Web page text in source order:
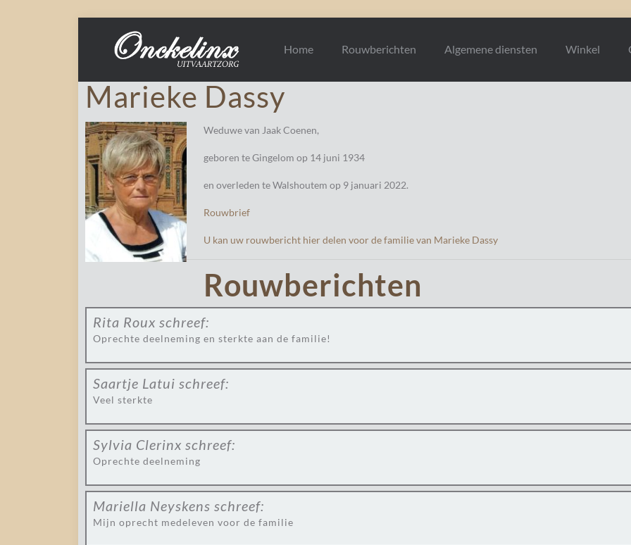
Home Rouwberichten Algemene diensten Winkel
Marieke Dassy
Weduwe van Jaak Coenen,
geboren te Gingelom op 14 juni 1934
en overleden te Walshoutem op 9 januari 2022.
Rouwbrief
U kan uw rouwbericht hier delen voor de familie van Marieke Dassy
Rouwberichten
Rita Roux schreef:
Oprechte deelneming en sterkte aan de familie!
Saartje Latui schreef:
Veel sterkte
Sylvia Clerinx schreef:
Oprechte deelneming
Mariella Neyskens schreef:
Mijn oprecht medeleven voor de familie